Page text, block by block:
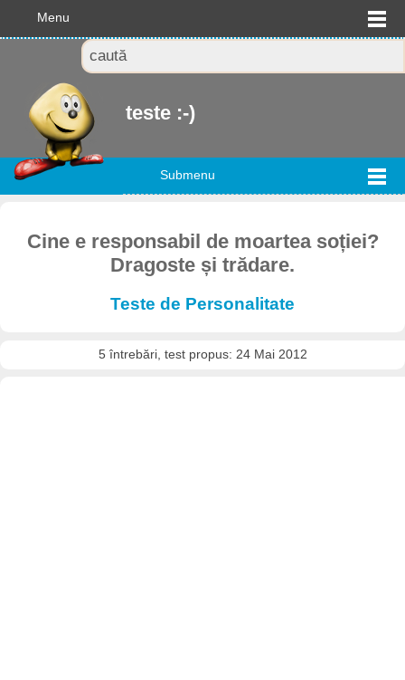
Menu
teste :-)
Submenu
Cine e responsabil de moartea soției?
Dragoste și trădare.
Teste de Personalitate
5 întrebări, test propus: 24 Mai 2012